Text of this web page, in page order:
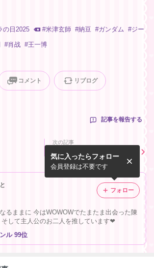
の日2025 #米津玄師 #納豆 #ガンダム #ジー
#肖战 #王一博
コメント リブログ
記事を報告する
次の記事
るままに 今はWOWOWでたまたま出会った陳
して主人公のお二人を推しています❤
気に入ったらフォロー
会員登録は不要です
フォロー
ル 99位